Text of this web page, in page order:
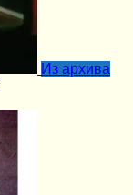
Из архива